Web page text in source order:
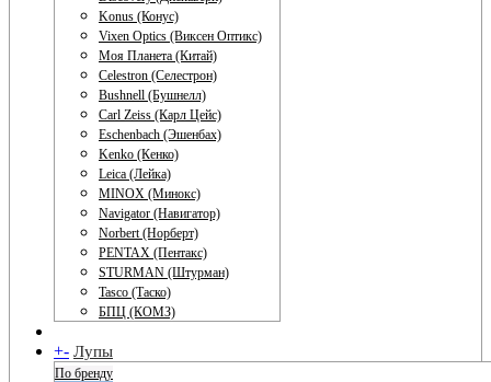
Konus (Конус)
Vixen Optics (Виксен Оптикс)
Моя Планета (Китай)
Celestron (Селестрон)
Bushnell (Бушнелл)
Carl Zeiss (Карл Цейс)
Eschenbach (Эшенбах)
Kenko (Кенко)
Leica (Лейка)
MINOX (Минокс)
Navigator (Навигатор)
Norbert (Норберт)
PENTAX (Пентакс)
STURMAN (Штурман)
Tasco (Таско)
БПЦ (КОМЗ)
+- Лупы
По бренду